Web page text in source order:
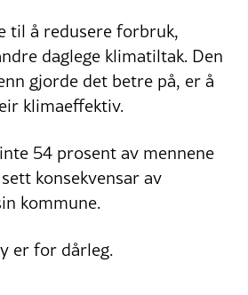
til å redusere forbruk,
daglege klimatiltak. Den
gjorde det betre på, er å
klimaeffektiv.
54 prosent av mennene
konsekvensar av
kommune.
er for dårleg.